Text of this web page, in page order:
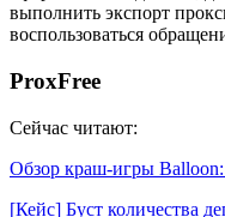
выполнить экспорт
воспользоваться
ProxFree
Сейчас читают:
Обзор краш-игры
[Кейс] Буст количества